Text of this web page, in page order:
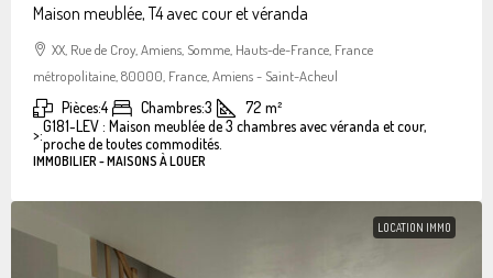
Maison meublée, T4 avec cour et véranda
XX, Rue de Croy, Amiens, Somme, Hauts-de-France, France
métropolitaine, 80000, France, Amiens - Saint-Acheul
Pièces:4 Chambres:3 72 m²
>:G181-LEV : Maison meublée de 3 chambres avec véranda et cour,
proche de toutes commodités.
IMMOBILIER - MAISONS À LOUER
LOCATION IMMO